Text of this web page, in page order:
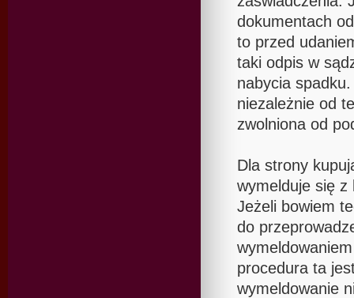
dokumentach
to przed
taki odpis w
nabycia
niezależnie od
zwolniona od
Dla strony
wymelduje się z
Jeżeli bowiem
do
procedura ta
wymeldowanie